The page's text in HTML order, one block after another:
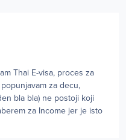
Thai E-visa, proces za
za decu,
bla bla) ne postoji koji
za Income jer je isto